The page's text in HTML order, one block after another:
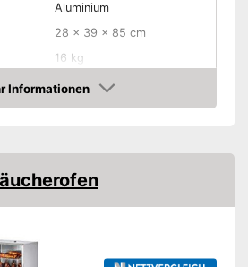
Aluminium
28 x 39 x 85 cm
16 kg
Informationen